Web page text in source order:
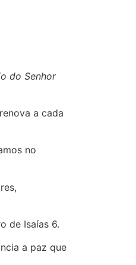
do Senhor
a cada
no
de Isaías 6.
a paz que